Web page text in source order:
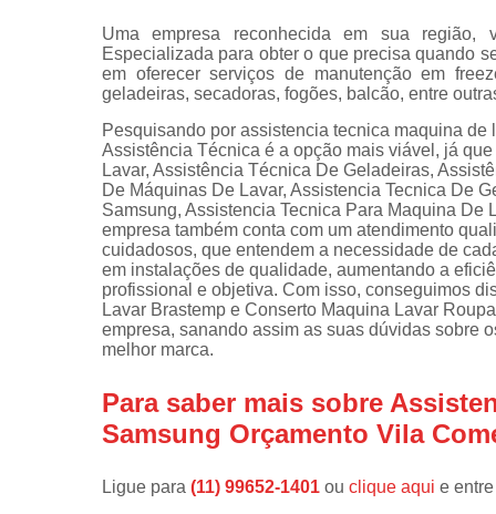
lava e
de fogão
em freezer
Uma empresa reconhecida em sua região,
Especializada para obter o que precisa quando
em oferecer serviços de manutenção em
geladeiras, secadoras, fogões, balcão, entre
Pesquisando por assistencia tecnica maquina
Assistência Técnica é a opção mais viável, já
Lavar, Assistência Técnica De Geladeiras,
De Máquinas De Lavar, Assistencia Tecnica De
Samsung, Assistencia Tecnica Para Maquina De
empresa também conta com um atendimento
cuidadosos, que entendem a necessidade de
em instalações de qualidade, aumentando a
profissional e objetiva. Com isso, conseguimos
Lavar Brastemp e Conserto Maquina Lavar
empresa, sanando assim as suas dúvidas sobre
melhor marca.
Para saber mais sobre
Samsung Orçamento Vila
Ligue para (11) 99652-1401 ou clique aqui e